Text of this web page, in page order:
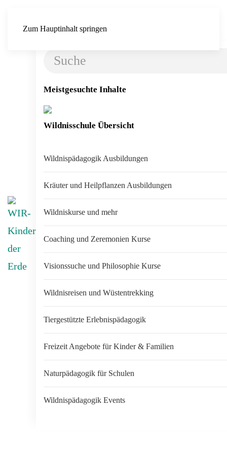
Zum Hauptinhalt springen
Meistgesuchte Inhalte
Wildnisschule Übersicht
Wildnispädagogik Ausbildungen
Kräuter und Heilpflanzen Ausbildungen
Wildniskurse und mehr
Coaching und Zeremonien Kurse
Visionssuche und Philosophie Kurse
Wildnisreisen und Wüstentrekking
Tiergestützte Erlebnispädagogik
Freizeit Angebote für Kinder & Familien
Naturpädagogik für Schulen
Wildnispädagogik Events